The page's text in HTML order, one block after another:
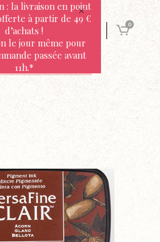
0
: la livraison en point
à partir de 49 €
d’achats !
le jour même pour
passée avant
11h.*